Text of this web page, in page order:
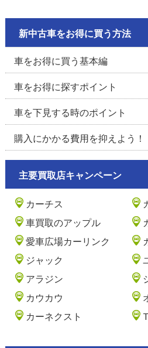
新中古車をお得に買う方法
車をお得に買う基本編
車をお得に探すポイント
車を下見する時のポイント
購入にかかる費用を抑えよう！
主要買取店キャンペーン
カーチス
車買取のアップル
愛車広場カーリンク
ジャック
アラジン
カウカウ
カーネクスト